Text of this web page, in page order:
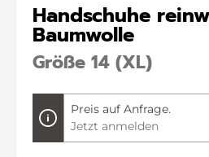
Handschuhe
Baumwolle
Größe 14 (XL)
Preis auf Anfrage.
Jetzt anmelden